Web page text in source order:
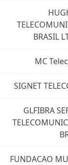
BRASIL
MC
SIGNET
GLFIBRA
FUNDACAO